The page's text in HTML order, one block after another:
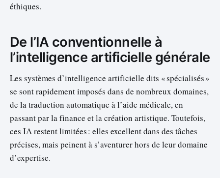
éthiques.
De l’IA conventionnelle à
l’intelligence artificielle générale
Les systèmes d’intelligence artificielle dits « spécialisés »
se sont rapidement imposés dans de nombreux domaines,
de la traduction automatique à l’aide médicale, en
passant par la finance et la création artistique. Toutefois,
ces IA restent limitées : elles excellent dans des tâches
précises, mais peinent à s’aventurer hors de leur domaine
d’expertise.